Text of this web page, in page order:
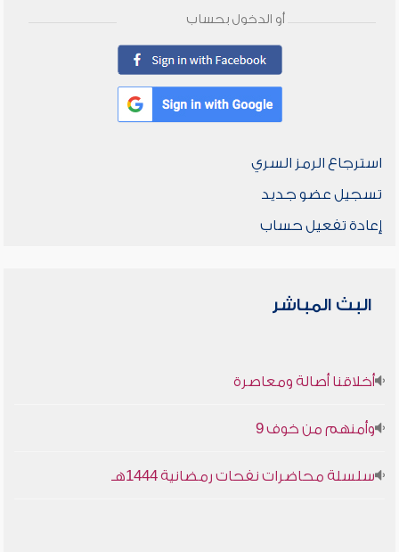
أو الدخول بحساب
استرجاع الرمز السري
تسجيل عضو جديد
إعادة تفعيل حساب
البث المباشر
أخلاقنا أصالة ومعاصرة
وأمنهم من خوف 9
سلسلة محاضرات نفحات رمضانية 1444هـ